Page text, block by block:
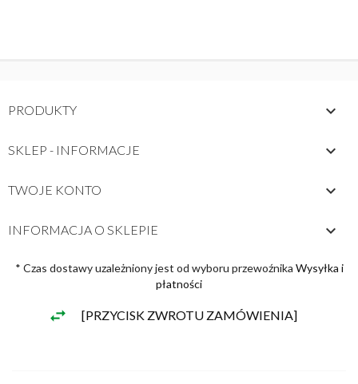
PRODUKTY 
SKLEP - INFORMACJE 
TWOJE KONTO 
INFORMACJA O SKLEPIE keyboard_arrow_down
* Czas dostawy uzależniony jest od wyboru przewoźnika Wysyłka i
płatności
[PRZYCISK ZWROTU ZAMÓWIENIA]